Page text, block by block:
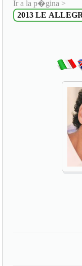
Ir a la p�gina >
2013 LE